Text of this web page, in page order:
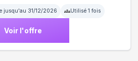
jusqu'au 31/12/2026 Utilisé 1 fois
Voir l'offre